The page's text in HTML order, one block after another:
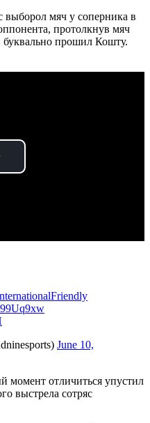
мяч у соперника в
протолкнув мяч
прошил Кошту.
June 10,
момент отличиться упустил
выстрела сотряс